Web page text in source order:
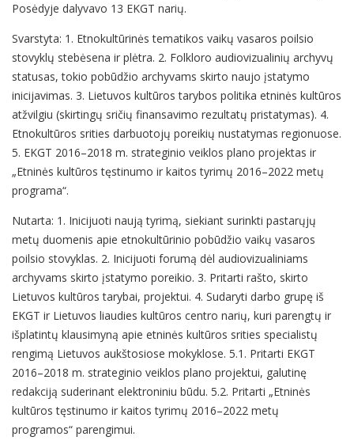
Posėdyje dalyvavo 13 EKGT narių.
Svarstyta: 1. Etnokultūrinės tematikos vaikų vasaros poilsio
stovyklų stebėsena ir plėtra. 2. Folkloro audiovizualinių archyvų
statusas, tokio pobūdžio archyvams skirto naujo įstatymo
inicijavimas. 3. Lietuvos kultūros tarybos politika etninės kultūros
atžvilgiu (skirtingų sričių finansavimo rezultatų pristatymas). 4.
Etnokultūros srities darbuotojų poreikių nustatymas regionuose.
5. EKGT 2016–2018 m. strateginio veiklos plano projektas ir
„Etninės kultūros tęstinumo ir kaitos tyrimų 2016–2022 metų
programa“.
Nutarta: 1. Inicijuoti naują tyrimą, siekiant surinkti pastarųjų
metų duomenis apie etnokultūrinio pobūdžio vaikų vasaros
poilsio stovyklas. 2. Inicijuoti forumą dėl audiovizualiniams
archyvams skirto įstatymo poreikio. 3. Pritarti rašto, skirto
Lietuvos kultūros tarybai, projektui. 4. Sudaryti darbo grupę iš
EKGT ir Lietuvos liaudies kultūros centro narių, kuri parengtų ir
išplatintų klausimyną apie etninės kultūros srities specialistų
rengimą Lietuvos aukštosiose mokyklose. 5.1. Pritarti EKGT
2016–2018 m. strateginio veiklos plano projektui, galutinę
redakciją suderinant elektroniniu būdu. 5.2. Pritarti „Etninės
kultūros tęstinumo ir kaitos tyrimų 2016–2022 metų
programos“ parengimui.